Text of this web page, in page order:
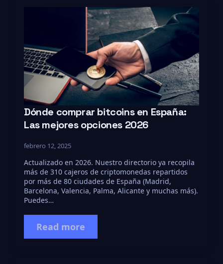
Dónde comprar bitcoins en España:
Las mejores opciones 2026
febrero 12, 2025
Actualizado en 2026. Nuestro directorio ya recopila
más de 310 cajeros de criptomonedas repartidos
por más de 80 ciudades de España (Madrid,
Barcelona, Valencia, Palma, Alicante y muchas más).
Puedes…
Read more